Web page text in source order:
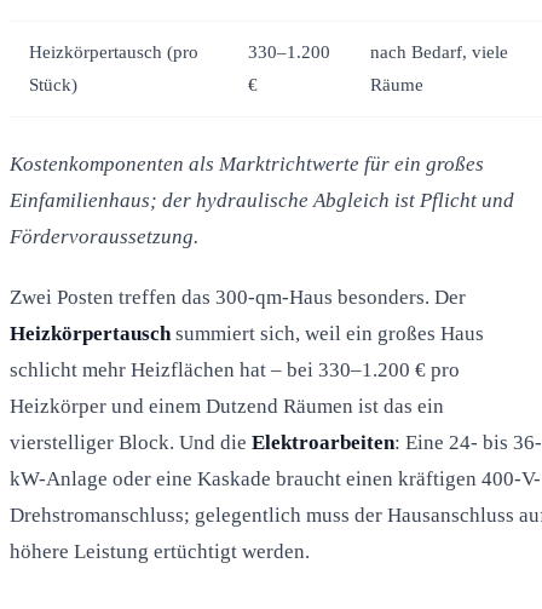
Heizkörpertausch (pro
Stück)
330–1.200
€
nach Bedarf, viele
Räume
Kostenkomponenten als Marktrichtwerte für ein großes
Einfamilienhaus; der hydraulische Abgleich ist Pflicht und
Fördervoraussetzung.
Zwei Posten treffen das 300-qm-Haus besonders. Der
Heizkörpertausch summiert sich, weil ein großes Haus
schlicht mehr Heizflächen hat – bei 330–1.200 € pro
Heizkörper und einem Dutzend Räumen ist das ein
vierstelliger Block. Und die Elektroarbeiten: Eine 24- bis 36-
kW-Anlage oder eine Kaskade braucht einen kräftigen 400-V-
Drehstromanschluss; gelegentlich muss der Hausanschluss
höhere Leistung ertüchtigt werden.